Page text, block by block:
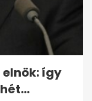
Orbán
így